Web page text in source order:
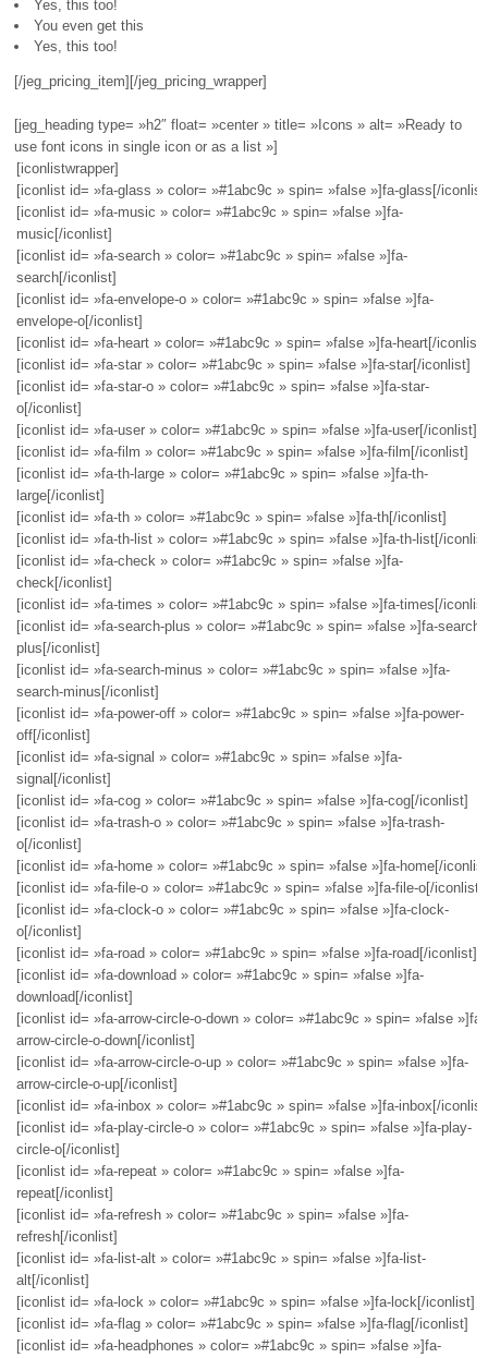
Yes, this too!
You even get this
Yes, this too!
[/jeg_pricing_item][/jeg_pricing_wrapper]
[jeg_heading type= »h2″ float= »center » title= »Icons » alt= »Ready to
use font icons in single icon or as a list »]
[iconlistwrapper]
[iconlist id= »fa-glass » color= »#1abc9c » spin= »false »]fa-glass[/
[iconlist id= »fa-music » color= »#1abc9c » spin= »false »]fa-
music[/iconlist]
[iconlist id= »fa-search » color= »#1abc9c » spin= »false »]fa-
search[/iconlist]
[iconlist id= »fa-envelope-o » color= »#1abc9c » spin= »false »]fa-
envelope-o[/iconlist]
[iconlist id= »fa-heart » color= »#1abc9c » spin= »false »]fa-heart[/iconlist]
[iconlist id= »fa-star » color= »#1abc9c » spin= »false »]fa-star[/iconlist]
[iconlist id= »fa-star-o » color= »#1abc9c » spin= »false »]fa-star-
o[/iconlist]
[iconlist id= »fa-user » color= »#1abc9c » spin= »false »]fa-user[/iconlist]
[iconlist id= »fa-film » color= »#1abc9c » spin= »false »]fa-film[/iconlist]
[iconlist id= »fa-th-large » color= »#1abc9c » spin= »false »]fa-th-
large[/iconlist]
[iconlist id= »fa-th » color= »#1abc9c » spin= »false »]fa-th[/iconlist]
[iconlist id= »fa-th-list » color= »#1abc9c » spin= »false »]fa-th-list[/
[iconlist id= »fa-check » color= »#1abc9c » spin= »false »]fa-
check[/iconlist]
[iconlist id= »fa-times » color= »#1abc9c » spin= »false »]fa-times[/
[iconlist id= »fa-search-plus » color= »#1abc9c » spin= »false »]fa-search-
plus[/iconlist]
[iconlist id= »fa-search-minus » color= »#1abc9c » spin= »false »]fa-
search-minus[/iconlist]
[iconlist id= »fa-power-off » color= »#1abc9c » spin= »false »]fa-power-
off[/iconlist]
[iconlist id= »fa-signal » color= »#1abc9c » spin= »false »]fa-
signal[/iconlist]
[iconlist id= »fa-cog » color= »#1abc9c » spin= »false »]fa-cog[/iconlist]
[iconlist id= »fa-trash-o » color= »#1abc9c » spin= »false »]fa-trash-
o[/iconlist]
[iconlist id= »fa-home » color= »#1abc9c » spin= »false »]fa-home[/
[iconlist id= »fa-file-o » color= »#1abc9c » spin= »false »]fa-file-o[/iconlist]
[iconlist id= »fa-clock-o » color= »#1abc9c » spin= »false »]fa-clock-
o[/iconlist]
[iconlist id= »fa-road » color= »#1abc9c » spin= »false »]fa-road[/iconlist]
[iconlist id= »fa-download » color= »#1abc9c » spin= »false »]fa-
download[/iconlist]
[iconlist id= »fa-arrow-circle-o-down » color= »#1abc9c » spin= »false »]fa-
arrow-circle-o-down[/iconlist]
[iconlist id= »fa-arrow-circle-o-up » color= »#1abc9c » spin= »false »]fa-
arrow-circle-o-up[/iconlist]
[iconlist id= »fa-inbox » color= »#1abc9c » spin= »false »]fa-inbox[/
[iconlist id= »fa-play-circle-o » color= »#1abc9c » spin= »false »]fa-play-
circle-o[/iconlist]
[iconlist id= »fa-repeat » color= »#1abc9c » spin= »false »]fa-
repeat[/iconlist]
[iconlist id= »fa-refresh » color= »#1abc9c » spin= »false »]fa-
refresh[/iconlist]
[iconlist id= »fa-list-alt » color= »#1abc9c » spin= »false »]fa-list-
alt[/iconlist]
[iconlist id= »fa-lock » color= »#1abc9c » spin= »false »]fa-lock[/iconlist]
[iconlist id= »fa-flag » color= »#1abc9c » spin= »false »]fa-flag[/iconlist]
[iconlist id= »fa-headphones » color= »#1abc9c » spin= »false »]fa-